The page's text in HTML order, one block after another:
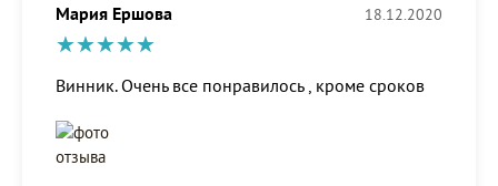
Мария Ершова 18.12.2020
Винник. Очень все понравилось , кроме сроков